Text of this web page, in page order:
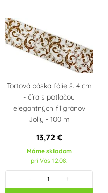
Tortová páska fólie š. 4 cm
- číra s potlačou
elegantných filigránov
Jolly - 100 m
13,72 €
Máme skladom
pri Vás 12.08.
- +